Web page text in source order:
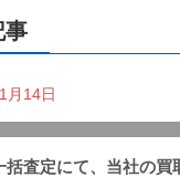
事
月14日
括査定にて、当社の買